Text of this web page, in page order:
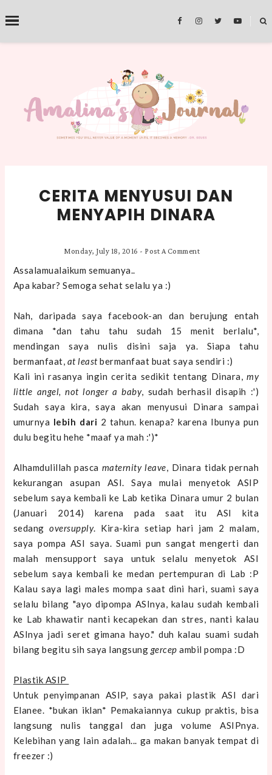
˟
SEARCH THIS BLOG
CERITA MENYUSUI DAN
MENYAPIH DINARA
Monday, July 18, 2016 - Post A Comment
Assalamualaikum semuanya..
Apa kabar? Semoga sehat selalu ya :)
Nah, daripada saya facebook-an dan berujung entah
dimana *dan tahu tahu sudah 15 menit berlalu*,
mendingan saya nulis disini saja ya. Siapa tahu
bermanfaat, at leastbermanfaat buat saya sendiri :)
Kali ini rasanya ingin cerita sedikit tentang Dinara,my
little angel, not longer a baby, sudah berhasil disapih :')
Sudah saya kira, saya akan menyusui Dinara sampai
umurnya lebih dari 2 tahun. kenapa? karena Ibunya pun
dulu begitu hehe *maaf ya mah :')*
Alhamdulillah pasca maternity leave, Dinara tidak pernah
kekurangan asupan ASI. Saya mulai menyetok ASIP
sebelum saya kembali ke Lab ketika Dinara umur 2 bulan
(Januari 2014) karena pada saat itu ASI kita
sedangoversupply. Kira-kira setiap hari jam 2 malam,
saya pompa ASI saya. Suami pun sangat mengerti dan
malah mensupport saya untuk selalu menyetok ASI
sebelum saya kembali ke medan pertempuran di Lab :P
Kalau saya lagi males mompa saat dini hari, suami saya
selalu bilang "ayo dipompa ASInya, kalau sudah kembali
ke Lab khawatir nanti kecapekan dan stres, nanti kalau
ASInya jadi seret gimana hayo." duh kalau suami sudah
bilang begitu sih saya langsung gercep ambil pompa :D
Plastik ASIP
Untuk penyimpanan ASIP, saya pakai plastik ASI dari
Elanee. *bukan iklan* Pemakaiannya cukup praktis, bisa
langsung nulis tanggal dan juga volume ASIPnya.
Kelebihan yang lain adalah... ga makan banyak tempat di
freezer :)